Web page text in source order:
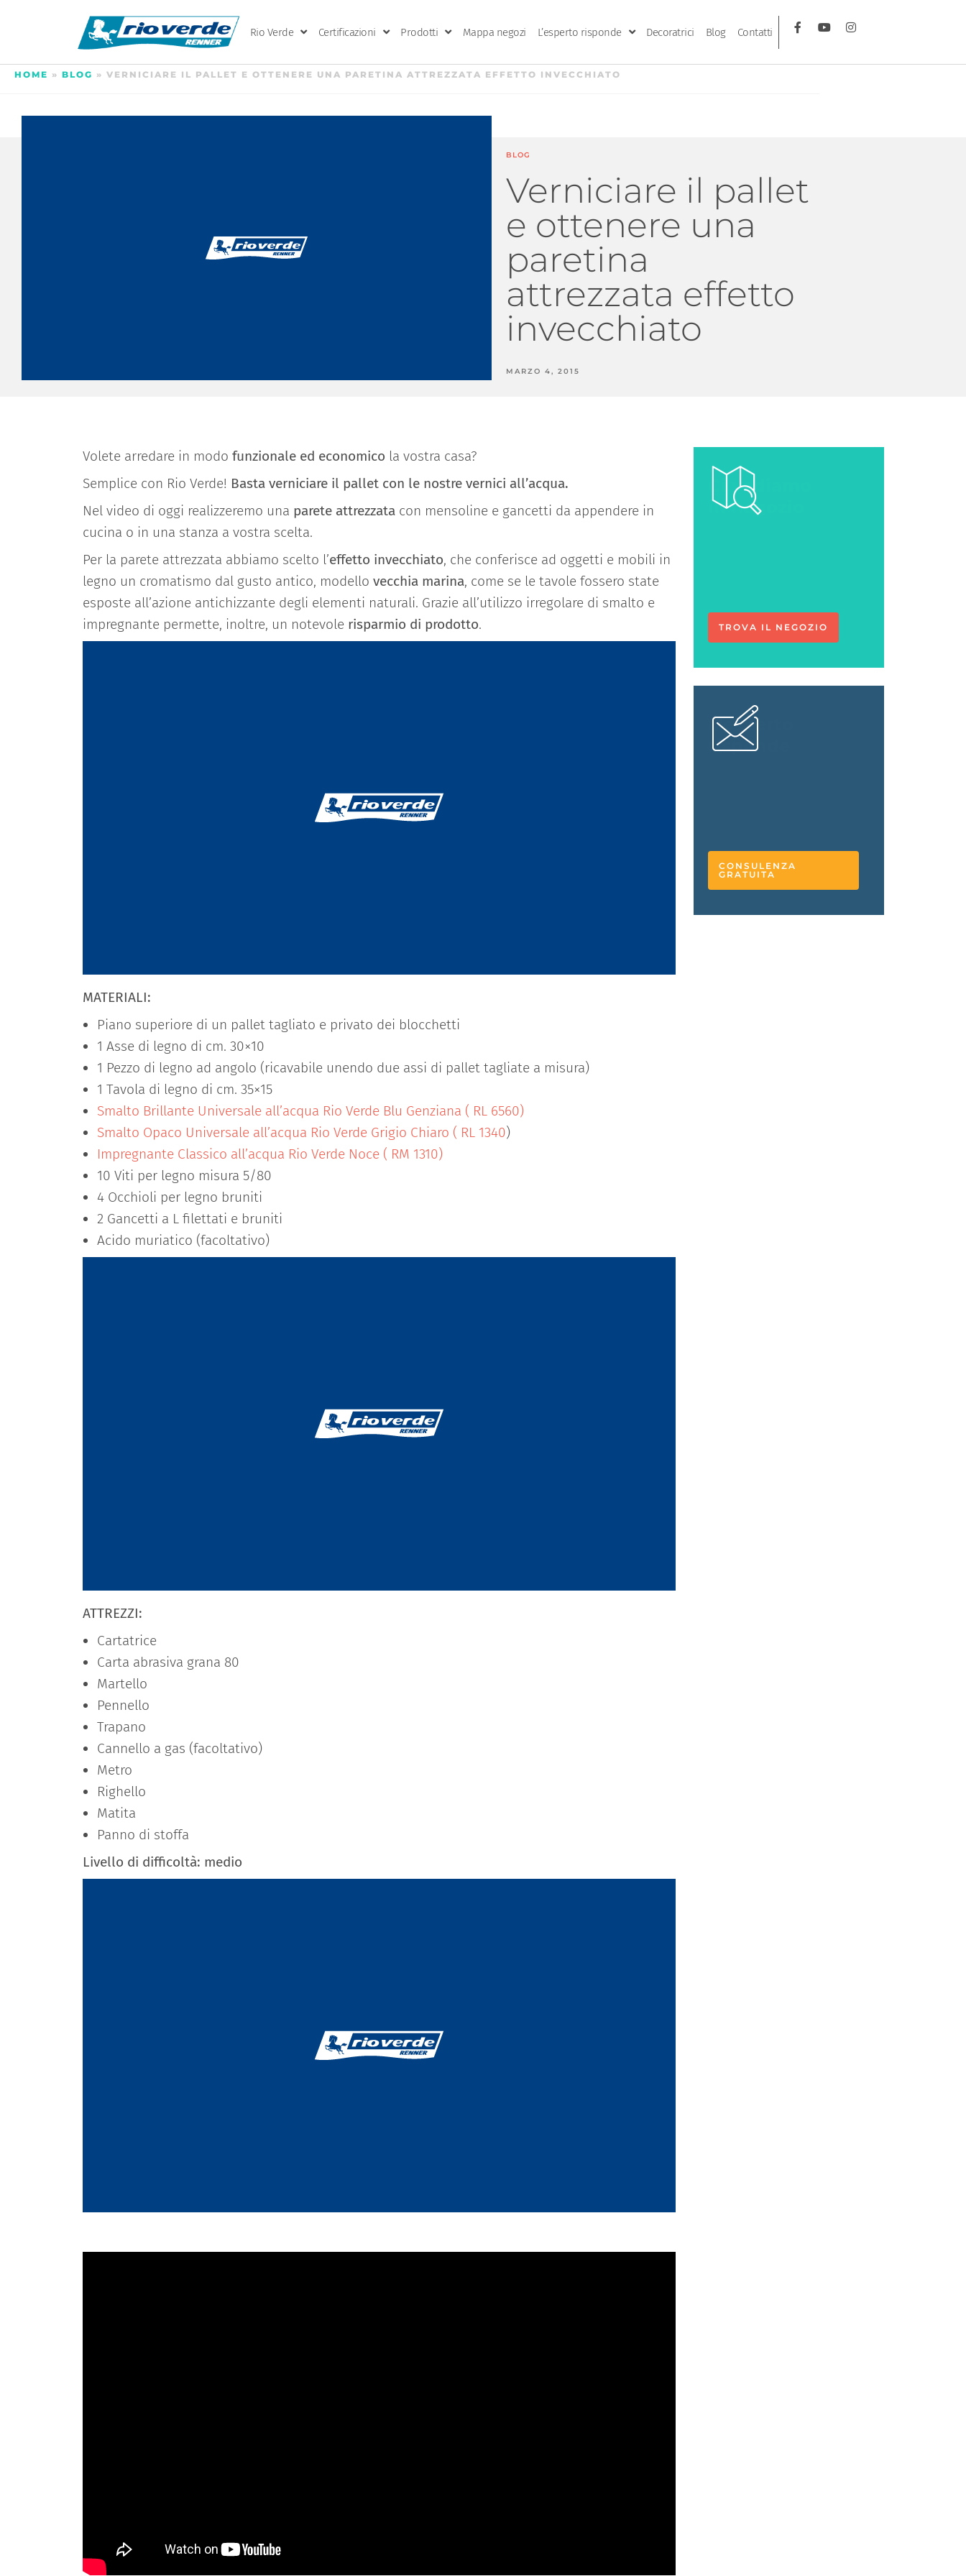
Rio Verde Certificazioni Prodotti Mappa negozi L’esperto risponde Decoratrici Blog Contatti
HOME » BLOG » VERNICIARE IL PALLET E OTTENERE UNA PARETINA ATTREZZATA EFFETTO INVECCHIATO
BLOG
Verniciare il pallet
e ottenere una
paretina
attrezzata effetto
invecchiato
MARZO 4, 2015
Volete arredare in modo funzionale ed economico la vostra casa?
Semplice con Rio Verde! Basta verniciare il pallet con le nostre vernici all’acqua.
Nel video di oggi realizzeremo una parete attrezzata con mensoline e gancetti da appendere in
cucina o in una stanza a vostra scelta.
Per la parete attrezzata abbiamo scelto l’effetto invecchiato, che conferisce ad oggetti e mobili in
legno un cromatismo dal gusto antico, modello vecchia marina, come se le tavole fossero state
esposte all’azione antichizzante degli elementi naturali. Grazie all’utilizzo irregolare di smalto e
impregnante permette, inoltre, un notevole risparmio di prodotto.
MATERIALI:
Piano superiore di un pallet tagliato e privato dei blocchetti
1 Asse di legno di cm. 30×10
1 Pezzo di legno ad angolo (ricavabile unendo due assi di pallet tagliate a misura)
1 Tavola di legno di cm. 35×15
Smalto Brillante Universale all’acqua Rio Verde Blu Genziana ( RL 6560)
Smalto Opaco Universale all’acqua Rio Verde Grigio Chiaro ( RL 1340)
Impregnante Classico all’acqua Rio Verde Noce ( RM 1310)
10 Viti per legno misura 5/80
4 Occhioli per legno bruniti
2 Gancetti a L filettati e bruniti
Acido muriatico (facoltativo)
ATTREZZI:
Cartatrice
Carta abrasiva grana 80
Martello
Pennello
Trapano
Cannello a gas (facoltativo)
Metro
Righello
Matita
Panno di stoffa
Livello di difficoltà: medio
TROVA IL NEGOZIO
CONSULENZA
GRATUITA